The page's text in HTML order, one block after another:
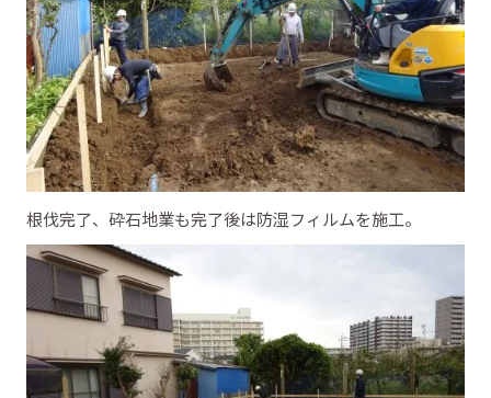
根伐完了、砕石地業も完了後は防湿フィルムを施工。